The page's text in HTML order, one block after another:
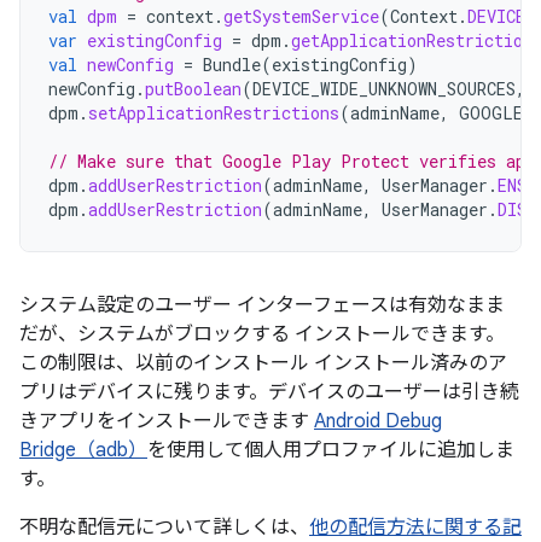
val dpm = context.getSystemService(Context.
var existingConfig = dpm .getApplicationRestrictions
val newConfig = Bundle(existingConfig)
newConfig .putBoolean(DEVICE_WIDE_UNKNOWN_SOURCES,
dpm . setApplicationRestrictions(adminName,
// Make sure that Google Play Protect verifies
dpm .addUserRestriction(adminName, UserManager .
dpm .addUserRestriction(adminName, UserManager .
システム設定のユーザー インターフェースは有効なまま
だが、システムがブロックする インストールできます。
この制限は、以前のインストール インストール済みのア
プリはデバイスに残ります。デバイスのユーザーは引き続
きアプリをインストールできます Android Debug
Bridge（adb） を使用して個人用プロファイルに追加しま
す。
不明な配信元について詳しくは、 他の配信方法に関する記